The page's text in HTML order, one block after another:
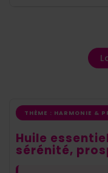
THÈME : HARMONIE &
Huile
sérénité,